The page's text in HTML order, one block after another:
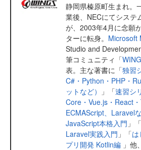
静岡県榛原町生まれ。
業後、NECにてシステ
が、2003年4月に念願
ターに転身。 Microsoft
Studio and
筆コミュニティ「
表。主な著書に「独習
C#・Python・PHP・
ットなど）
」「速習シ
Core・Vue.js・React
ECMAScript、Laravelな
JavaScript本格入門 」「
Laravel実践入門 」「
プリ開発 Kotlin編 」他、